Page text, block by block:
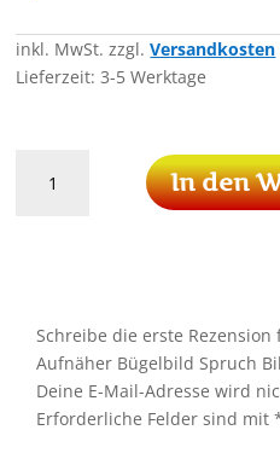
inkl. MwSt. zzgl.Versandkosten
Lieferzeit:3-5 Werktage
Bügelbild
Spruch
Biker
Motorrad
In den
Schreibe die erste Rezension
Aufnäher Bügelbild Spruch
Deine E-Mail-Adresse wird
Erforderliche Felder sind mit